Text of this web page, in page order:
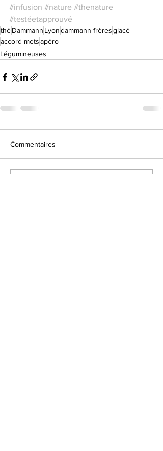
#infusion #nature #thenature
#testéetapprouvé
théDammann Lyondammann frèresglacé
accord metsapéro
Légumineuses
Commentaires